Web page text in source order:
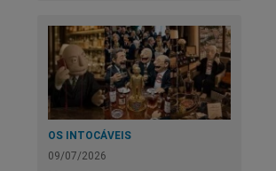
OS INTOCÁVEIS
09/07/2026